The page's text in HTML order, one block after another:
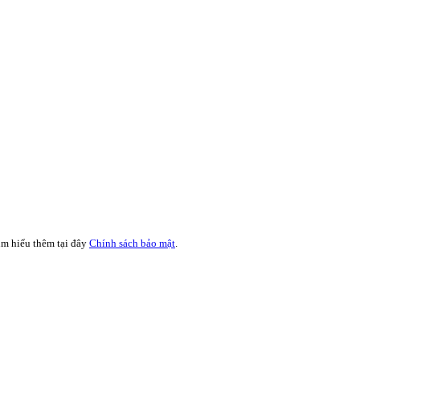
hiểu thêm tại đây Chính sách bảo mật